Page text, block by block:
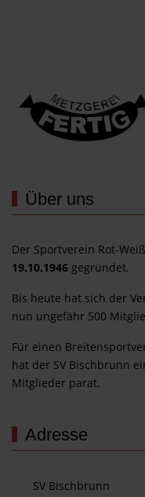
Über uns
Der Sportverein Rot-
19.10.1946 gegründet.
Bis heute hat sich der
nun ungefähr 500
Für einen
hat der SV Bischbrunn
Mitglieder parat.
Adresse
SV Bischbrunn